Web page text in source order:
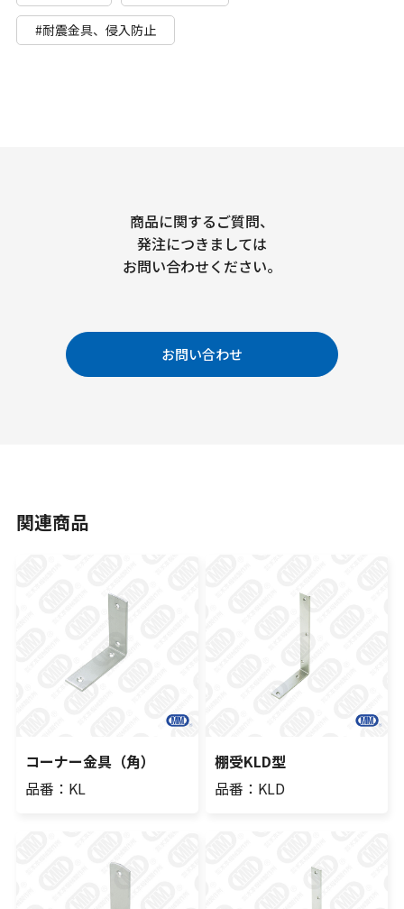
#耐震金具、侵入防止
商品に関するご質問、
発注につきましては
お問い合わせください。
お問い合わせ
関連商品
コーナー金具（角）
品番：KL
棚受KLD型
品番：KLD